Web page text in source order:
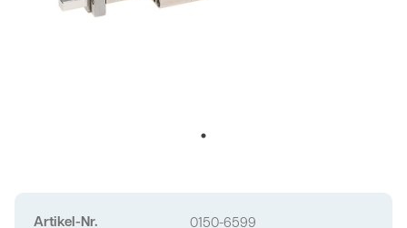
Artikel-Nr. 0150-6599